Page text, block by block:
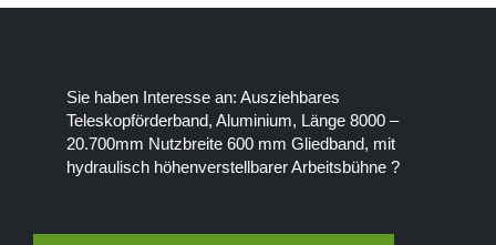
Sie haben Interesse an: Ausziehbares
Teleskopförderband, Aluminium, Länge 8000 –
20.700mm Nutzbreite 600 mm Gliedband, mit
hydraulisch höhenverstellbarer Arbeitsbühne ?